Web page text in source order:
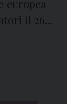
europea
il 26